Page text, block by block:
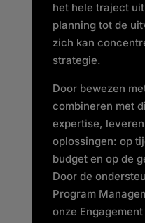
het hele traject
planning tot de
zich kan
strategie.
Door bewezen
combineren met
expertise,
oplossingen: op
budget en op de
Door de
Program
onze